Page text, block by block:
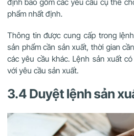
phẩm nhất định.
Thông tin được cung cấp trong
sản phẩm cần sản xuất, thời gian
các yêu cầu khác. Lệnh sản xuất
với yêu cầu sản xuất.
3.4 Duyệt lệnh sản